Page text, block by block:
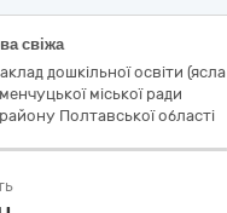
свіжа
дошкільної освіти (ясла
міської ради
Полтавської області